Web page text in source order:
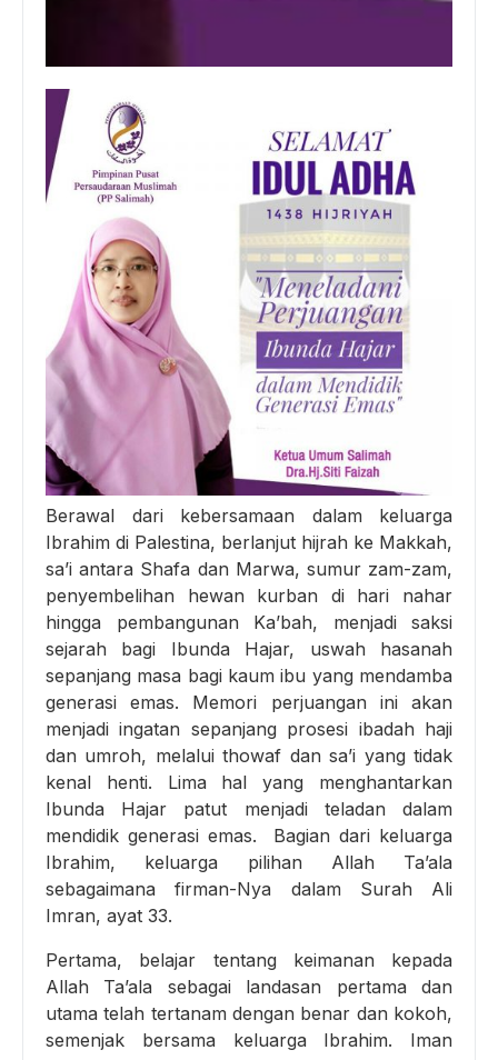
Berawal dari kebersamaan dalam keluarga
Ibrahim di Palestina, berlanjut hijrah ke Makkah,
sa’i antara Shafa dan Marwa, sumur zam-zam,
penyembelihan hewan kurban di hari nahar
hingga pembangunan Ka’bah, menjadi saksi
sejarah bagi Ibunda Hajar, uswah hasanah
sepanjang masa bagi kaum ibu yang mendamba
generasi emas. Memori perjuangan ini akan
menjadi ingatan sepanjang prosesi ibadah haji
dan umroh, melalui thowaf dan sa’i yang tidak
kenal henti. Lima hal yang menghantarkan
Ibunda Hajar patut menjadi teladan dalam
mendidik generasi emas. Bagian dari keluarga
Ibrahim, keluarga pilihan Allah Ta’ala
sebagaimana firman-Nya dalam Surah Ali
Imran, ayat 33.
Pertama, belajar tentang keimanan kepada
Allah Ta’ala sebagai landasan pertama dan
utama telah tertanam dengan benar dan kokoh,
semenjak bersama keluarga Ibrahim. Iman